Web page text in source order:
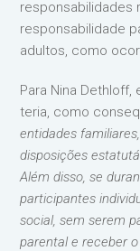
responsabilidades
responsabilidade
adultos, como
Para Nina Dethloff,
teria, como
entidades
disposições
Além disso, se
participantes
social, sem serem
parental e receber